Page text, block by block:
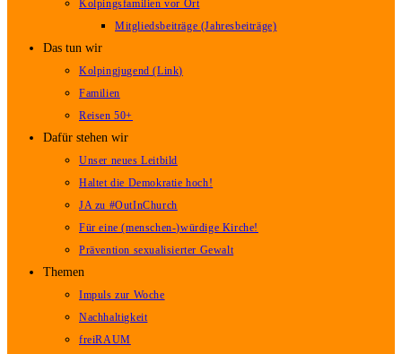
Kolpingsfamilien vor Ort
Mitgliedsbeiträge (Jahresbeiträge)
Das tun wir
Kolpingjugend (Link)
Familien
Reisen 50+
Dafür stehen wir
Unser neues Leitbild
Haltet die Demokratie hoch!
JA zu #OutInChurch
Für eine (menschen-)würdige Kirche!
Prävention sexualisierter Gewalt
Themen
Impuls zur Woche
Nachhaltigkeit
freiRAUM